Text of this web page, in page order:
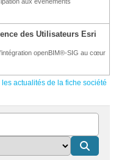
des Utilisateurs Esri
openBIM®-SIG au cœur
les actualités de la fiche société